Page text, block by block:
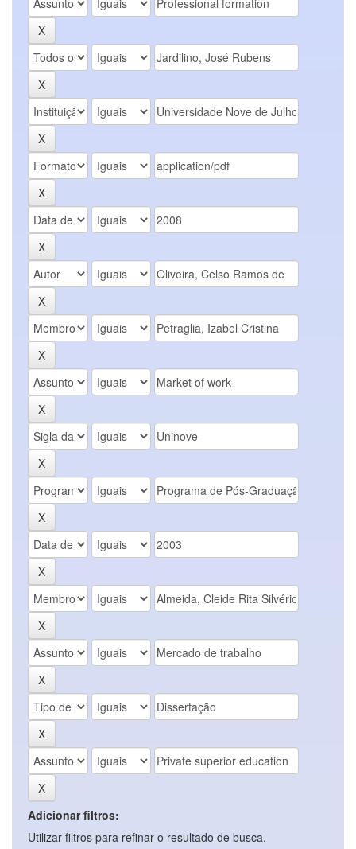
Adicionar filtros:
Utilizar filtros para refinar o resultado de busca.